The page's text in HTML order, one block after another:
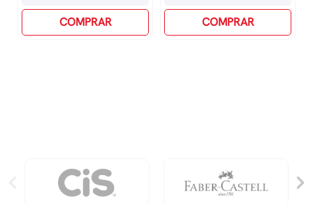
Quadriculada
COMPRAR
21cm
COMPRAR